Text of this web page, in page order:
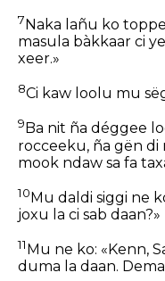
7Naka lañu ko
masula bàkkaar ci
xeer.»
8Ci kaw loolu mu
9 Ba nit ña déggee
rocceeku, ña gën di
mook ndaw sa fa
10Mu daldi siggi ne
joxu la ci sab daan?»
11 Mu ne ko: «Kenn,
duma la daan.